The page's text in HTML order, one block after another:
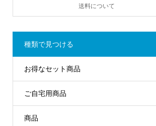
送料について
種類で見つける
お得なセット商品
ご自宅用商品
商品